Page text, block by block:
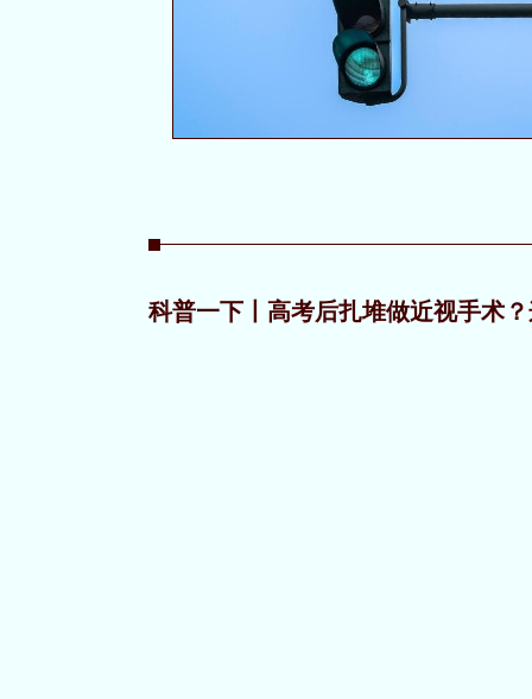
科普一下丨高考后扎堆做近视手术